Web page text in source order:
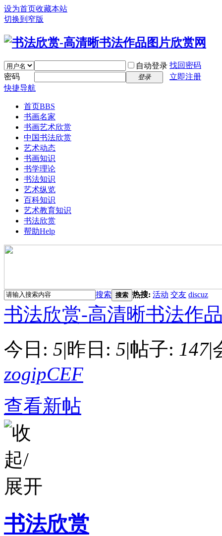
设为首页收藏本站
切换到窄版
自动登录 找回密码
密码
登录
立即注册
快捷导航
首页BBS
书画名家
书画艺术欣赏
中国书法欣赏
艺术动态
书画知识
书学理论
书法知识
艺术纵览
百科知识
艺术教育知识
书法欣赏
帮助Help
搜索 搜索 热搜: 活动 交友 discuz
书法欣赏-高清晰书法作
今日: 5|昨日: 5|帖子: 147|
zogipCEF
查看新帖
书法欣赏